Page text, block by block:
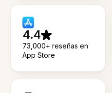
4.4
73,000+ reseñas en
App Store